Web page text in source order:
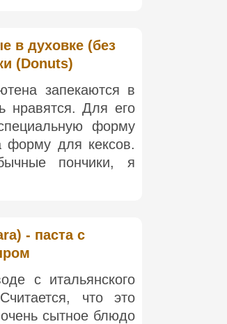
в духовке (без
(Donuts)
запекаются в
нравятся. Для его
форму
форму для кексов.
пончики, я
- паста с
с итальянского
что это
сытное блюдо